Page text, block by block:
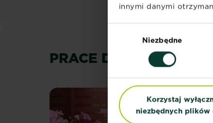
innymi danymi
Niezbędne
Korzystaj
niezbędnych plików
poradniczych
od
doktora
PRACE DO